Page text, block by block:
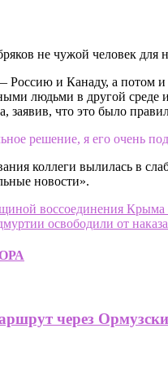
не чужой человек для
Россию и Канаду, а
людьми в другой
что это было
решение, я его очень
коллеги вылилась в
новости».
воссоединения Крыма
освободили от
через